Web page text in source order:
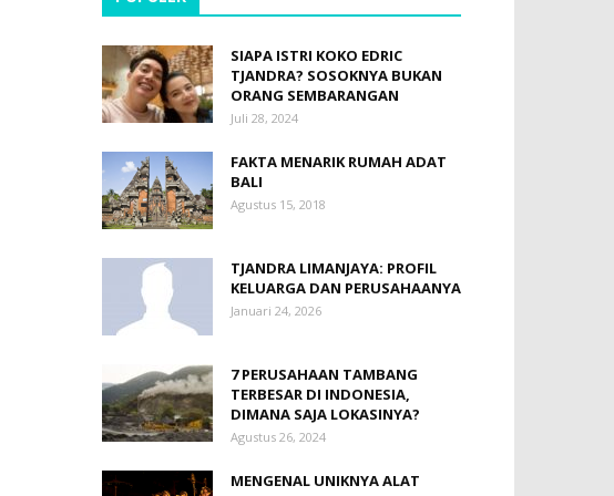
SIAPA ISTRI KOKO EDRIC
TJANDRA? SOSOKNYA BUKAN
ORANG SEMBARANGAN
Juli 28, 2024
FAKTA MENARIK RUMAH ADAT
BALI
Agustus 15, 2018
TJANDRA LIMANJAYA: PROFIL
KELUARGA DAN PERUSAHAANYA
Januari 24, 2026
7 PERUSAHAAN TAMBANG
TERBESAR DI INDONESIA,
DIMANA SAJA LOKASINYA?
Agustus 26, 2024
MENGENAL UNIKNYA ALAT